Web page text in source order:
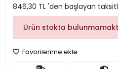
846,30 TL 'den başlayan
Ürün stokta
Favorilerime ekle